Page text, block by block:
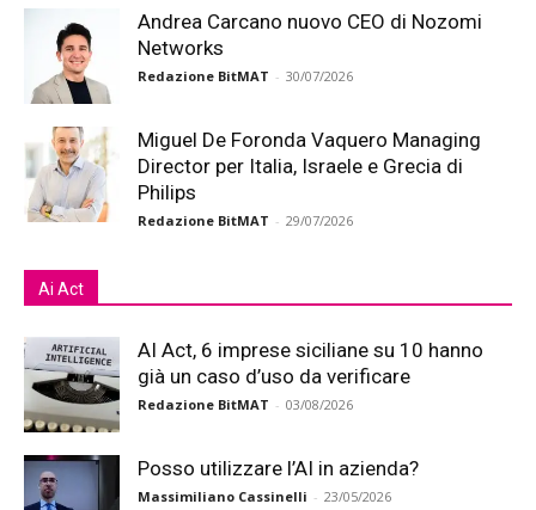
Andrea Carcano nuovo CEO di Nozomi
Networks
Redazione BitMAT - 30/07/2026
Miguel De Foronda Vaquero Managing
Director per Italia, Israele e Grecia di
Philips
Redazione BitMAT - 29/07/2026
Ai Act
AI Act, 6 imprese siciliane su 10 hanno
già un caso d’uso da verificare
Redazione BitMAT - 03/08/2026
Posso utilizzare l’AI in azienda?
Massimiliano Cassinelli - 23/05/2026